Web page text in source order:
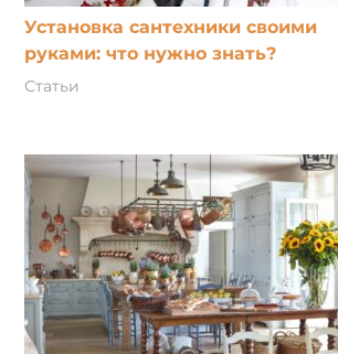
Установка сантехники своими
руками: что нужно знать?
Статьи